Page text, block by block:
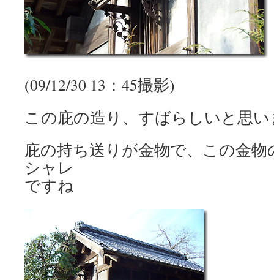
(09/12/30 13：45撮影)
この庇の造り、すばらしいと思
庇の持ち送りが金物で、この金
シャレ
ですね